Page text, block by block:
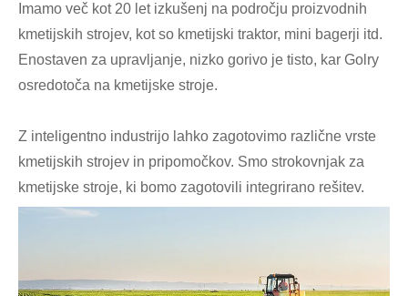
Imamo več kot 20 let izkušenj na področju proizvodnih
kmetijskih strojev, kot so kmetijski traktor, mini bagerji itd.
Enostaven za upravljanje, nizko gorivo je tisto, kar Golry
osredotoča na kmetijske stroje.
Z inteligentno industrijo lahko zagotovimo različne vrste
kmetijskih strojev in pripomočkov. Smo strokovnjak za
kmetijske stroje, ki bomo zagotovili integrirano rešitev.